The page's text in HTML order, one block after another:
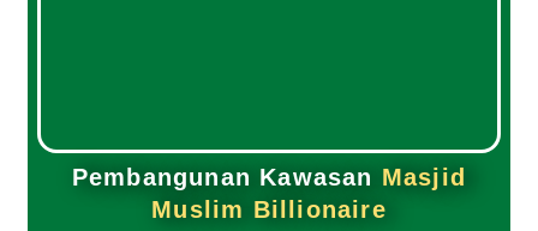
Pembangunan Kawasan Masjid
Muslim Billionaire